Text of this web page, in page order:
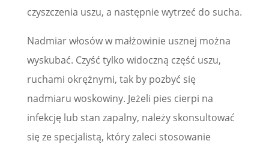
czyszczenia uszu, a następnie wytrzeć do sucha.
Nadmiar włosów w małżowinie usznej można
wyskubać. Czyść tylko widoczną część uszu,
ruchami okrężnymi, tak by pozbyć się
nadmiaru woskowiny. Jeżeli pies cierpi na
infekcję lub stan zapalny, należy skonsultować
się ze specjalistą, który zaleci stosowanie